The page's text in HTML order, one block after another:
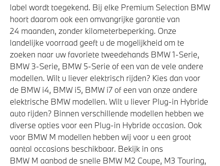
label wordt toegekend. Bij elke Premium Selection BMW
hoort daarom ook een omvangrijke garantie van
24 maanden, zonder kilometerbeperking. Onze
landelijke voorraad geeft u de mogelijkheid om te
zoeken naar uw favoriete tweedehands BMW 1-Serie,
BMW 3-Serie, BMW 5-Serie of een van de vele andere
modellen. Wilt u liever elektrisch rijden? Kies dan voor
de BMW i4, BMW i5, BMW i7 of een van onze andere
elektrische BMW modellen. Wilt u liever Plug-in Hybride
auto rijden? Binnen verschillende modellen hebben we
diverse opties voor een Plug-in Hybride occasion. Ook
voor BMW M modellen hebben wij voor u een groot
aantal occasions beschikbaar. Bekijk in ons
BMW M aanbod de snelle BMW M2 Coupe, M3 Touring,